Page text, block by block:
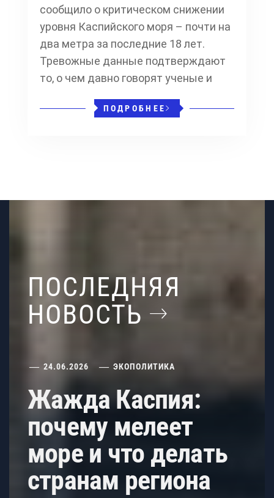
сообщило о критическом снижении
уровня Каспийского моря – почти на
два метра за последние 18 лет.
Тревожные данные подтверждают
то, о чем давно говорят ученые и
ПОДРОБНЕЕ
ПОСЛЕДНЯЯ
НОВОСТЬ
24.06.2026 ЭКОПОЛИТИКА
Жажда Каспия:
почему мелеет
море и что делать
странам региона